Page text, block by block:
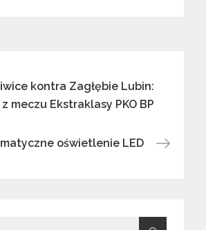
kontra Zagłębie Lubin:
meczu Ekstraklasy PKO BP
oświetlenie LED